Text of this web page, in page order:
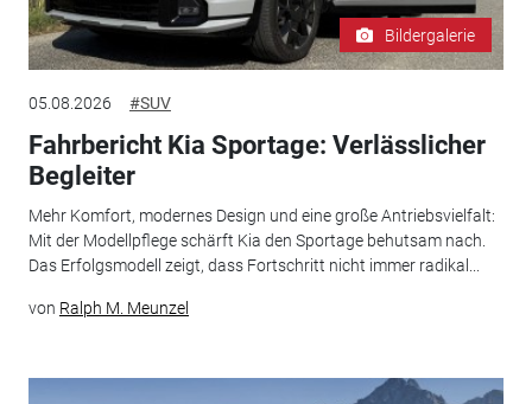
Bildergalerie
05.08.2026 #SUV
Fahrbericht Kia Sportage: Verlässlicher
Begleiter
Mehr Komfort, modernes Design und eine große Antriebsvielfalt:
Mit der Modellpflege schärft Kia den Sportage behutsam nach.
Das Erfolgsmodell zeigt, dass Fortschritt nicht immer radikal...
von Ralph M. Meunzel